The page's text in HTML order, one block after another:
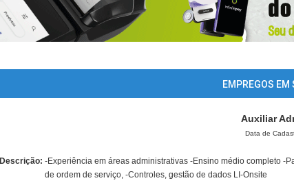
EMPREGOS EM
Auxiliar
Data de
Descrição: -Experiência em áreas administrativas -Ensino médio completo -
de ordem de serviço, -Controles, gestão de dados LI-Onsite